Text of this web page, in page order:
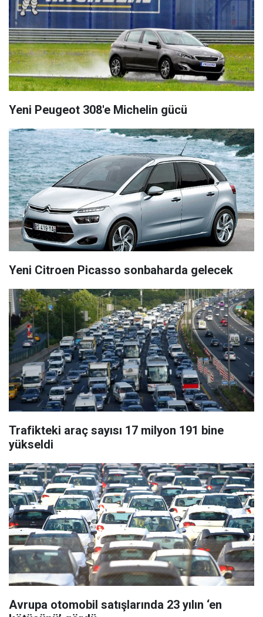
Yeni Peugeot 308'e Michelin gücü
Yeni Citroen Picasso sonbaharda gelecek
Trafikteki araç sayısı 17 milyon 191 bine
yükseldi
Avrupa otomobil satışlarında 23 yılın ‘en